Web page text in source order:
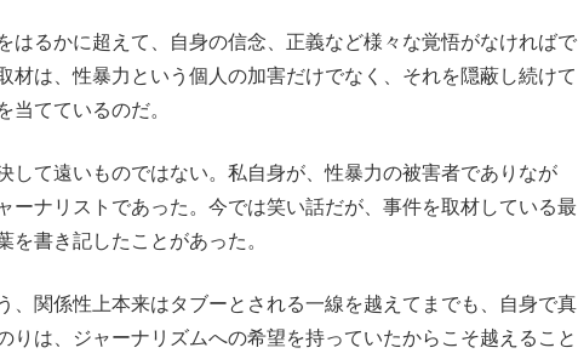
るかに超えて、自身の信念、正義など様々な覚悟がなければで
材は、性暴力という個人の加害だけでなく、それを隠蔽し続けて
当てているのだ。
て遠いものではない。私自身が、性暴力の被害者でありなが
ーナリストであった。今では笑い話だが、事件を取材している最
を書き記したことがあった。
関係性上本来はタブーとされる一線を越えてまでも、自身で真
りは、ジャーナリズムへの希望を持っていたからこそ越えること